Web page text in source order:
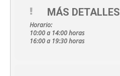
MÁS DETALLES
Horario:
10:00 a 14:00 horas
16:00 a 19:30 horas